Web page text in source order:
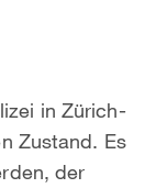
in Zürich-
Zustand. Es
der